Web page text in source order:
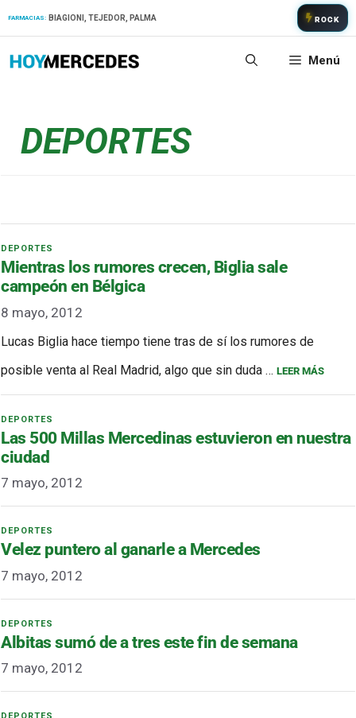
FARMACIAS: BIAGIONI, TEJEDOR, PALMA ROCK
Menú
DEPORTES
Mientras los rumores crecen, Biglia sale
campeón en Bélgica
8 mayo, 2012
Lucas Biglia hace tiempo tiene tras de sí los rumores de
posible venta al Real Madrid, algo que sin duda … LEER MÁS
Las 500 Millas Mercedinas estuvieron en nuestra
ciudad
7 mayo, 2012
Velez puntero al ganarle a Mercedes
7 mayo, 2012
Albitas sumó de a tres este fin de semana
7 mayo, 2012